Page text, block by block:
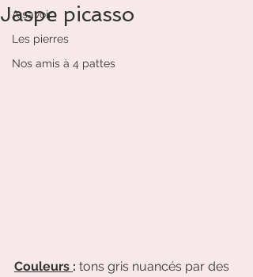
A savoir
Les pierres
Nos amis à 4 pattes
Jaspe picasso
Couleurs : tons gris nuancés par des